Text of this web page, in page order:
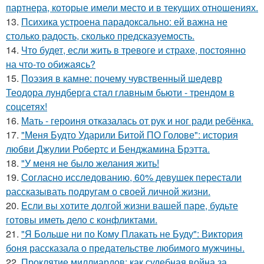
партнера, которые имели место и в текущих отношениях.
13. Психика устроена парадоксально: ей важна не
столько радость, сколько предсказуемость.
14. Что будет, если жить в тревоге и страхе, постоянно
на что-то обижаясь?
15. Поэзия в камне: почему чувственный шедевр
Теодора лундберга стал главным бьюти - трендом в
соцсетях!
16. Мать - героиня отказалась от рук и ног ради ребёнка.
17. "Меня Будто Ударили Битой ПО Голове": история
любви Джулии Робертс и Бенджамина Брэтта.
18. "У меня не было желания жить!
19. Согласно исследованию, 60% девушек перестали
рассказывать подругам о своей личной жизни.
20. Eсли вы хотите долгой жизни вашей паре, будьте
готовы иметь дело с конфликтами.
21. "Я Больше ни по Кому Плакать не Буду": Виктория
боня рассказала о предательстве любимого мужчины.